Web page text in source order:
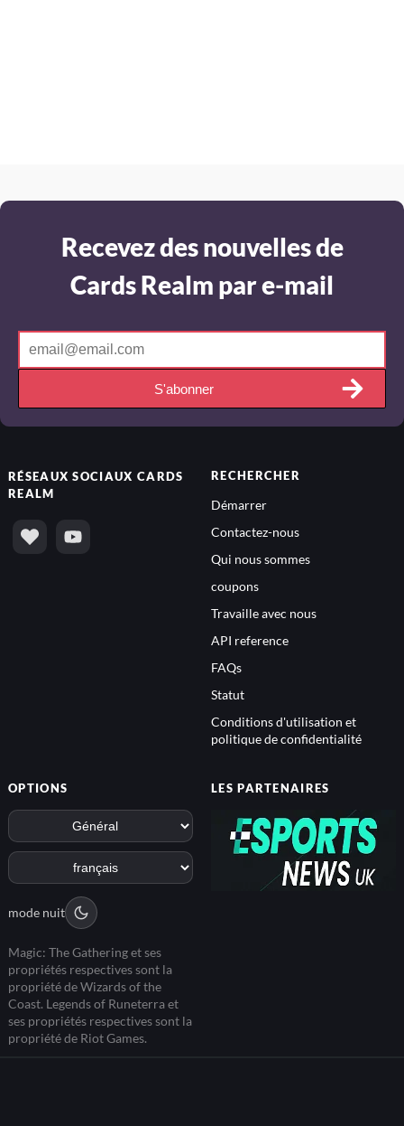
Recevez des nouvelles de
Cards Realm par e-mail
S'abonner
RÉSEAUX SOCIAUX CARDS
REALM
RECHERCHER
Démarrer
Contactez-nous
Qui nous sommes
coupons
Travaille avec nous
API reference
FAQs
Statut
Conditions d'utilisation et
politique de confidentialité
OPTIONS
mode nuit
Magic: The Gathering et ses
propriétés respectives sont la
propriété de Wizards of the
Coast. Legends of Runeterra et
ses propriétés respectives sont la
propriété de Riot Games.
LES PARTENAIRES